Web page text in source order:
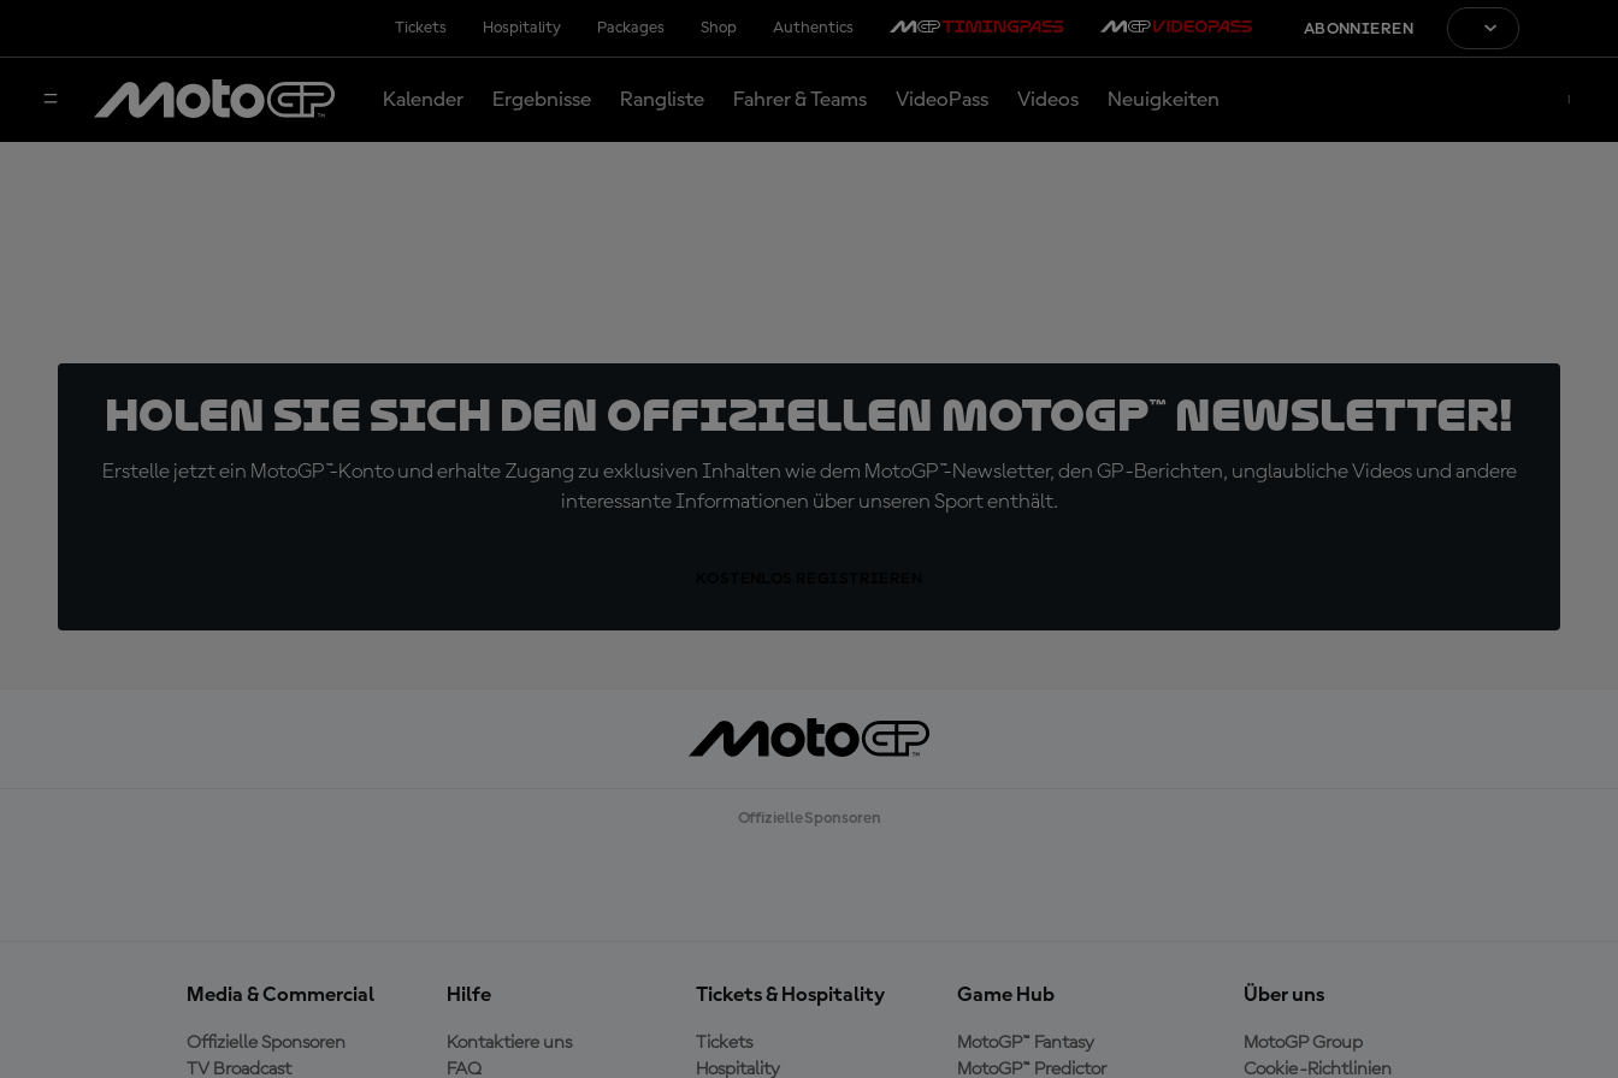
Tickets Hospitality Packages Shop Authentics ABONNIEREN
Kalender Ergebnisse Rangliste Fahrer & Teams VideoPass Videos Neuigkeiten
Holen Sie sich den offiziellen MotoGP™ Newsletter!
Erstelle jetzt ein MotoGP™-Konto und erhalte Zugang zu exklusiven Inhalten wie dem MotoGP™-Newsletter, den GP-Berichten, unglaubliche Videos und andere
interessante Informationen über unseren Sport enthält.
Offizielle Sponsoren
Media & Commercial
Offizielle Sponsoren
TV Broadcast
Hilfe
Kontaktiere uns
FAQ
Tickets & Hospitality
Tickets
Hospitality
Game Hub
MotoGP™ Fantasy
MotoGP™ Predictor
Über uns
MotoGP Group
Cookie-Richtlinien